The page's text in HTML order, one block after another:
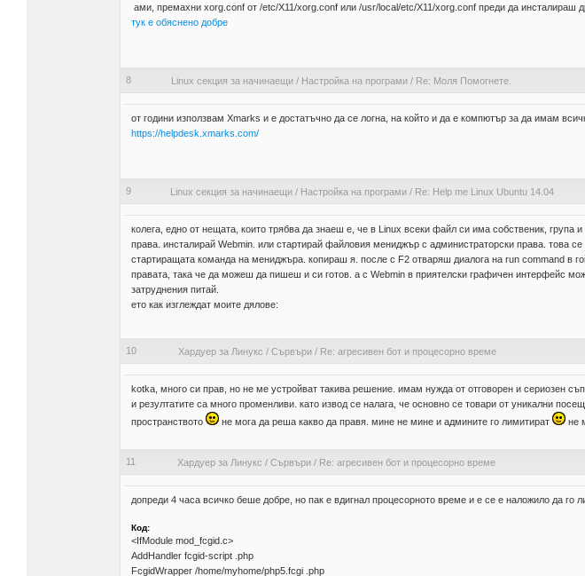
ами, премахни xorg.conf от /etc/X11/xorg.conf или /usr/local/etc/X11/xorg.conf преди да инсталираш
тук е обяснено добре
8 Linux секция за начинаещи / Настройка на програми / Re: Моля Помогнете.
от години използвам Xmarks и е достатъчно да се логна, на който и да е компютър за да имам
https://helpdesk.xmarks.com/
9 Linux секция за начинаещи / Настройка на програми / Re: Help me Linux Ubuntu 14.04
колега, едно от нещата, които трябва да знаеш е, че в Linux всеки файл си има собственик,
права. инсталирай Webmin. или стартирай файловия мениджър с администраторски права.
стартиращата команда на мениджъра. копираш я. после с F2 отваряш диалога на run command
правата, така че да можеш да пишеш и си готов. а с Webmin в приятелски графичен интерфейс
затруднения питай.
ето как изглеждат моите дялове:
10 Хардуер за Линукс / Сървъри / Re: агресивен бот и процесорно време
kotka, много си прав, но не ме устройват такива решение. имам нужда от отговорен и сериозен
и резултатите са много променливи. като извод се налага, че основно се товари от уникални
пространството
не мога да реша какво да правя. мине не мине и админите го лимитират не
11 Хардуер за Линукс / Сървъри / Re: агресивен бот и процесорно време
допреди 4 часа всичко беше добре, но пак е вдигнал процесорното време и е се е наложило да го
Код:
<IfModule mod_fcgid.c>
AddHandler fcgid-script .php
FcgidWrapper /home/myhome/php5.fcgi .php